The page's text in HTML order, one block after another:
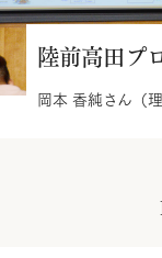
陸前高田プ
岡本 香純さん（